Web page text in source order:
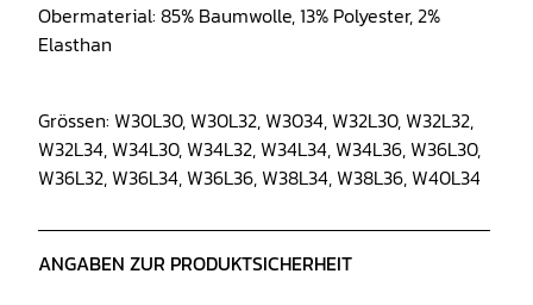
Obermaterial: 85% Baumwolle, 13% Polyester, 2%
Elasthan
Grössen: W30L30, W30L32, W3034, W32L30, W32L32,
W32L34, W34L30, W34L32, W34L34, W34L36, W36L30,
W36L32, W36L34, W36L36, W38L34, W38L36, W40L34
ANGABEN ZUR PRODUKTSICHERHEIT